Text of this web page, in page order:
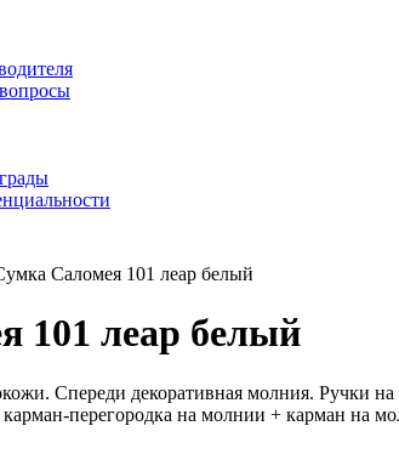
Саломея 101 леар белый
101 леар белый
Спереди декоративная молния. Ручки на
перегородка на молнии + карман на